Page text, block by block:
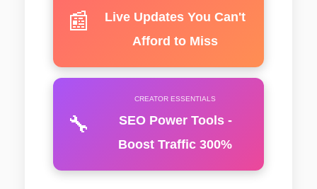
📰
Live Updates You Can't
Afford to Miss
🔧
CREATOR ESSENTIALS
SEO Power Tools -
Boost Traffic 300%